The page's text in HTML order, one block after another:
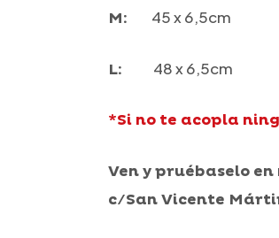
M: 45 x 6,5cm
L: 48 x 6,5cm
*Si no te acopla
Ven y pruébaselo
c/San Vicente